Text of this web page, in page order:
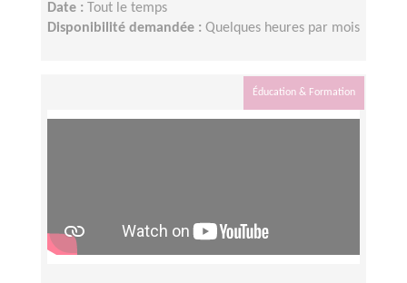
Date :
Tout le temps
Disponibilité demandée : Quelques heures par mois
Éducation & Formation